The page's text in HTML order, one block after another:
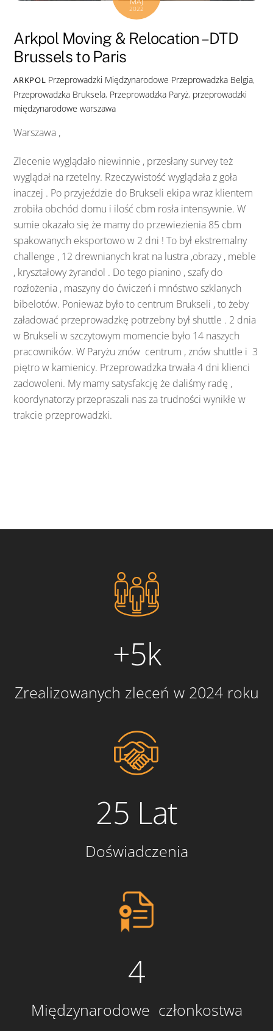
2022
Arkpol Moving & Relocation – DTD
Brussels to Paris
ARKPOL Przeprowadzki Międzynarodowe Przeprowadzka Belgia,
Przeprowadzka Bruksela, Przeprowadzka Paryż, przeprowadzki
międzynarodowe warszawa
Warszawa ,
Zlecenie wyglądało niewinnie , przesłany survey też
wyglądał na rzetelny. Rzeczywistość wyglądała z goła
inaczej . Po przyjeździe do Brukseli ekipa wraz klientem
zrobiła obchód domu i ilość cbm rosła intensywnie. W
sumie okazało się że mamy do przewiezienia 85 cbm
spakowanych eksportowo w 2 dni ! To był ekstremalny
challenge , 12 drewnianych krat na lustra ,obrazy , meble
, kryształowy żyrandol . Do tego pianino , szafy do
rozłożenia , maszyny do ćwiczeń i mnóstwo szklanych
bibelotów. Ponieważ było to centrum Brukseli , to żeby
załadować przeprowadzkę potrzebny był shuttle . 2 dnia
w Brukseli w szczytowym momencie było 14 naszych
pracowników. W Paryżu znów centrum , znów shuttle i 3
piętro w kamienicy. Przeprowadzka trwała 4 dni klienci
zadowoleni. My mamy satysfakcję że daliśmy radę ,
koordynatorzy przepraszali nas za trudności wynikłe w
trakcie przeprowadzki.
+5k
Zrealizowanych zleceń w 2024 roku
25 Lat
Doświadczenia
4
Międzynarodowe członkostwa